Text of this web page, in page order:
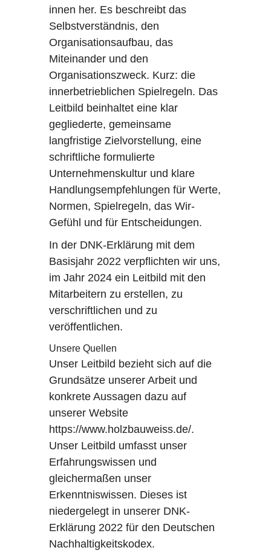
innen her. Es beschreibt das
Selbstverständnis, den
Organisationsaufbau, das
Miteinander und den
Organisationszweck. Kurz: die
innerbetrieblichen Spielregeln. Das
Leitbild beinhaltet eine klar
gegliederte, gemeinsame
langfristige Zielvorstellung, eine
schriftliche formulierte
Unternehmenskultur und klare
Handlungsempfehlungen für Werte,
Normen, Spielregeln, das Wir-
Gefühl und für Entscheidungen.
In der DNK-Erklärung mit dem
Basisjahr 2022 verpflichten wir uns,
im Jahr 2024 ein Leitbild mit den
Mitarbeitern zu erstellen, zu
verschriftlichen und zu
veröffentlichen.
Unsere Quellen
Unser Leitbild bezieht sich auf die
Grundsätze unserer Arbeit und
konkrete Aussagen dazu auf
unserer Website
https://www.holzbauweiss.de/.
Unser Leitbild umfasst unser
Erfahrungswissen und
gleichermaßen unser
Erkenntniswissen. Dieses ist
niedergelegt in unserer DNK-
Erklärung 2022 für den Deutschen
Nachhaltigkeitskodex.